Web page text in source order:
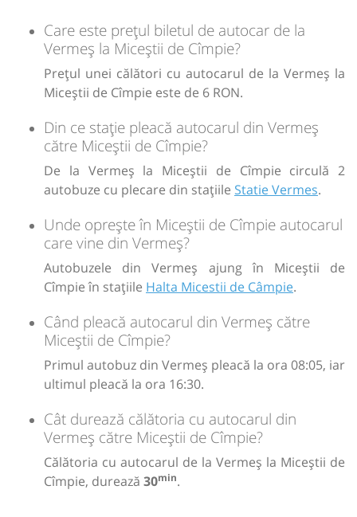
Care este prețul biletul de autocar de la
Vermeș la Miceștii de Cîmpie?
Prețul unei călători cu autocarul de la Vermeș la
Miceștii de Cîmpie este de 6 RON.
Din ce stație pleacă autocarul din Vermeș
către Miceștii de Cîmpie?
De la Vermeș la Miceștii de Cîmpie circulă 2
autobuze cu plecare din stațiile Statie Vermes.
Unde oprește în Miceștii de Cîmpie autocarul
care vine din Vermeș?
Autobuzele din Vermeș ajung în Miceștii de
Cîmpie în stațiile Halta Micestii de Câmpie.
Când pleacă autocarul din Vermeș către
Miceștii de Cîmpie?
Primul autobuz din Vermeș pleacă la ora 08:05, iar
ultimul pleacă la ora 16:30.
Cât durează călătoria cu autocarul din
Vermeș către Miceștii de Cîmpie?
Călătoria cu autocarul de la Vermeș la Miceștii de
Cîmpie, durează 30min.